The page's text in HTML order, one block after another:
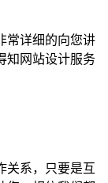
常详细的向您讲
知网站设计服务
关系，只要是互